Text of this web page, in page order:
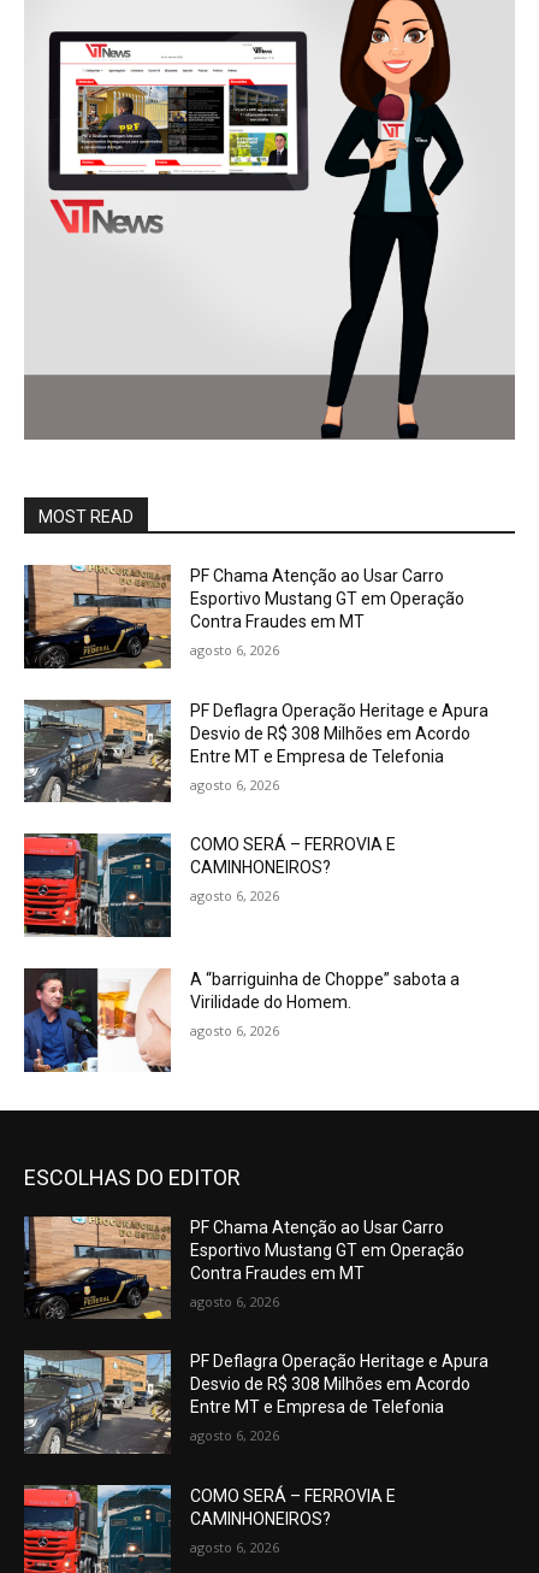
MOST READ
PF Chama Atenção ao Usar Carro
Esportivo Mustang GT em Operação
Contra Fraudes em MT
agosto 6, 2026
PF Deflagra Operação Heritage e Apura
Desvio de R$ 308 Milhões em Acordo
Entre MT e Empresa de Telefonia
agosto 6, 2026
COMO SERÁ – FERROVIA E
CAMINHONEIROS?
agosto 6, 2026
A “barriguinha de Choppe” sabota a
Virilidade do Homem.
agosto 6, 2026
ESCOLHAS DO EDITOR
PF Chama Atenção ao Usar Carro
Esportivo Mustang GT em Operação
Contra Fraudes em MT
agosto 6, 2026
PF Deflagra Operação Heritage e Apura
Desvio de R$ 308 Milhões em Acordo
Entre MT e Empresa de Telefonia
agosto 6, 2026
COMO SERÁ – FERROVIA E
CAMINHONEIROS?
agosto 6, 2026